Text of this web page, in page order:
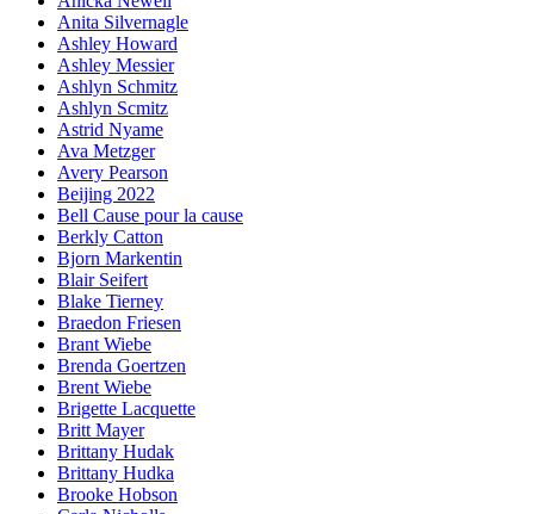
Anita Silvernagle
Ashley Howard
Ashley Messier
Ashlyn Schmitz
Ashlyn Scmitz
Astrid Nyame
Ava Metzger
Avery Pearson
Beijing 2022
Bell Cause pour la cause
Berkly Catton
Bjorn Markentin
Blair Seifert
Blake Tierney
Braedon Friesen
Brant Wiebe
Brenda Goertzen
Brent Wiebe
Brigette Lacquette
Britt Mayer
Brittany Hudak
Brittany Hudka
Brooke Hobson